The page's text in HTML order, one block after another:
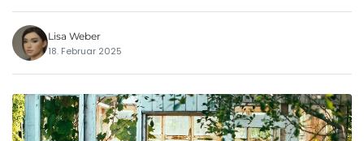
Lisa Weber
18. Februar 2025